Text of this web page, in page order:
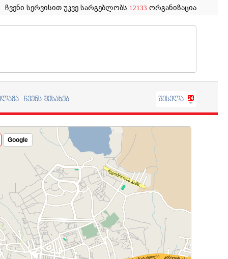
ჩვენი სერვისით უკვე სარგებლობს 12133 ორგანიზაცია
ჩვენს შესახებ შესვლა
Google